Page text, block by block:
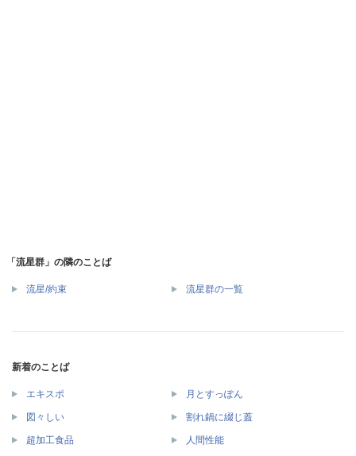
「流星群」の隣のことば
流星/約束 流星群の一覧
新着のことば
エキスポ 月とすっぽん
図々しい 割れ鍋に綴じ蓋
超加工食品 人間性能